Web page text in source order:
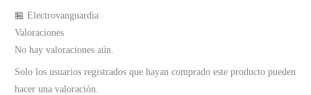
🏪 Electrovanguardia
Valoraciones
No hay valoraciones aún.
Solo los usuarios registrados que hayan comprado este producto pueden
hacer una valoración.